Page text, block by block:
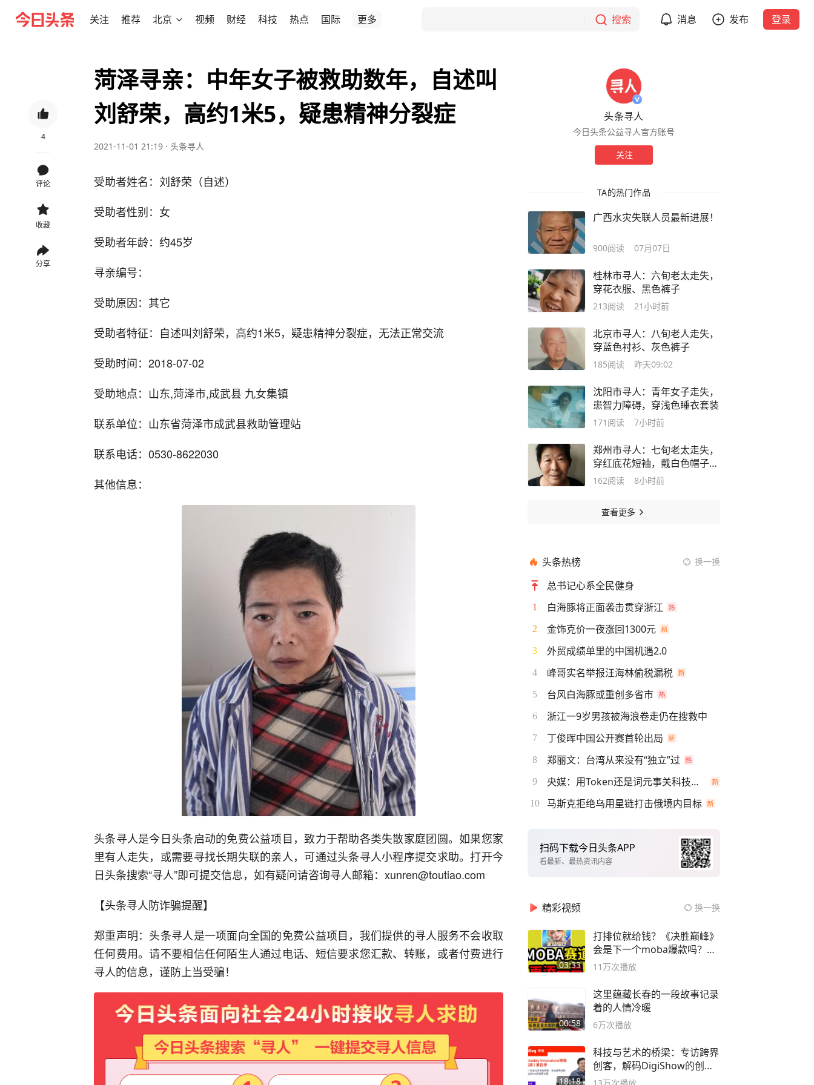
关注 推荐 北京 视频 财经 科技 热点 国际 更多 搜索 消息 发布 登录
4
评论
收藏
分享
菏泽寻亲：中年女子被救助数年，自述叫
刘舒荣，高约1米5，疑患精神分裂症
2021-11-01 21:19 · 头条寻人
受助者姓名：刘舒荣（自述）
受助者性别：女
受助者年龄：约45岁
寻亲编号：
受助原因：其它
受助者特征：自述叫刘舒荣，高约1米5，疑患精神分裂症，无法正常交流
受助时间：2018-07-02
受助地点：山东,菏泽市,成武县 九女集镇
联系单位：山东省菏泽市成武县救助管理站
联系电话：0530-8622030
其他信息：
头条寻人是今日头条启动的免费公益项目，致力于帮助各类失散家庭团圆。如果您家
里有人走失，或需要寻找长期失联的亲人，可通过头条寻人小程序提交求助。打开今
日头条搜索“寻人”即可提交信息，如有疑问请咨询寻人邮箱：xunren@toutiao.com
【头条寻人防诈骗提醒】
郑重声明：头条寻人是一项面向全国的免费公益项目，我们提供的寻人服务不会收取
任何费用。请不要相信任何陌生人通过电话、短信要求您汇款、转账，或者付费进行
寻人的信息，谨防上当受骗！
头条寻人
今日头条公益寻人官方账号
关注
TA的热门作品
广西水灾失联人员最新进展！
900阅读 07月07日
桂林市寻人：六旬老太走失，
穿花衣服、黑色裤子
213阅读 21小时前
北京市寻人：八旬老人走失，
穿蓝色衬衫、灰色裤子
185阅读 昨天09:02
沈阳市寻人：青年女子走失，
患智力障碍，穿浅色睡衣套装
171 阅读 7小时前
郑州市寻人：七旬老太走失，
穿红底花短袖，戴白色帽子，
高1米5
162阅读 8小时前
查看更多
头条热榜 换一换
总书记心系全民健身
1 白海豚将正面袭击贯穿浙江
2 金饰克价一夜涨回1300元
3 外贸成绩单里的中国机遇2.0
4 峰哥实名举报汪海林偷税漏税
5 台风白海豚或重创多省市
6 浙江一9岁男孩被海浪卷走仍在搜救中
7 丁俊晖中国公开赛首轮出局
8 郑丽文：台湾从来没有“独立”过
9 央媒：用Token还是词元事关科技话语权
10 马斯克拒绝乌用星链打击俄境内目标
扫码下载今日头条APP
看最新、最热资讯内容
精彩视频 换一换
03:33
打排位就给钱？《决胜巅峰》
会是下一个moba爆款吗？#
决胜巅峰
11万次播放
00:58
这里蕴藏长春的一段故事记录
着的人情冷暖
6万次播放
18:18
科技与艺术的桥梁：专访跨界
创客，解码DigiShow的创新
之路